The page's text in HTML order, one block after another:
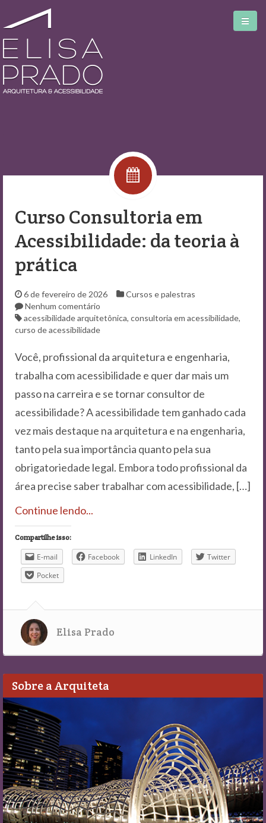
Biblioteca
Sobre
Contato
Curso Consultoria em
Acessibilidade: da teoria à
prática
6 de fevereiro de 2026
Cursos e palestras
Nenhum comentário
acessibilidade arquitetônica, consultoria em acessibilidade,
curso de acessibilidade
Você, profissional da arquitetura e engenharia,
trabalha com acessibilidade e quer dar mais um
passo na carreira e se tornar consultor de
acessibilidade? A acessibilidade tem ganhado cada
vez mais destaque na arquitetura e na engenharia,
tanto pela sua importância quanto pela sua
obrigatoriedade legal. Embora todo profissional da
área precise saber trabalhar com acessibilidade, […]
Continue lendo...
Compartilhe isso:
E-mail Facebook LinkedIn
Twitter
Pocket
Elisa Prado
Sobre a Arquiteta